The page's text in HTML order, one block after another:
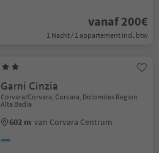
vanaf 200€
1 Nacht / 1 appartement Incl. btw
Garni Cinzia
Corvara/Corvara, Corvara, Dolomites Region
Alta Badia
602 m van Corvara Centrum